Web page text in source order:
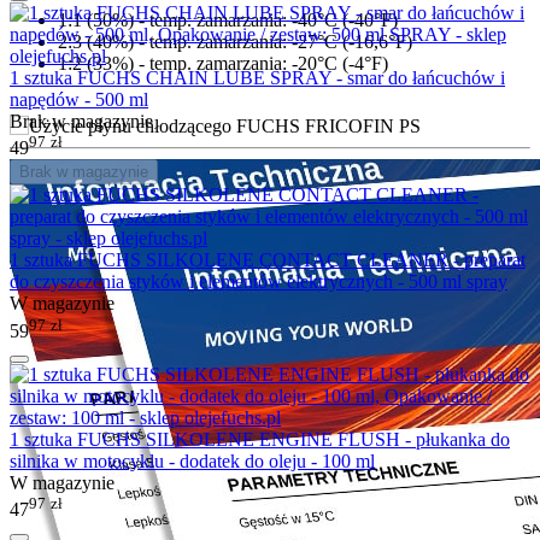
1:1 (50%) - temp. zamarzania: -40°C (-40°F)
2:3 (40%) - temp. zamarzania: -27°C (-16,6°F)
1:2 (33%) - temp. zamarzania: -20°C (-4°F)
1 sztuka FUCHS CHAIN LUBE SPRAY - smar do łańcuchów i
napędów - 500 ml
Brak w magazynie
4997 zł
Brak w magazynie
1 sztuka FUCHS SILKOLENE CONTACT CLEANER - preparat
do czyszczenia styków i elementów elektrycznych - 500 ml spray
W magazynie
5997 zł
1 sztuka FUCHS SILKOLENE ENGINE FLUSH - płukanka do
silnika w motocyklu - dodatek do oleju - 100 ml
W magazynie
4797 zł